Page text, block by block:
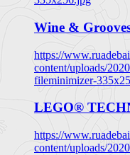
Wine &
https://
content/uploads/
fileminimizer-
LEGO®
https://
content/uploads/